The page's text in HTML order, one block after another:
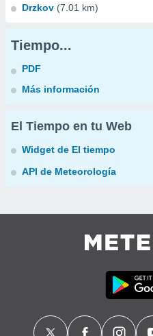
Drzkov (7.01 km)
Tiempo...
PDF
Más información
El Tiempo en tu Web
Widget de El tiempo
API de Meteorología